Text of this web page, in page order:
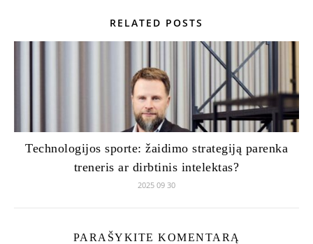
RELATED POSTS
Technologijos sporte: žaidimo strategiją parenka
treneris ar dirbtinis intelektas?
2025 09 30
PARAŠYKITE KOMENTARĄ